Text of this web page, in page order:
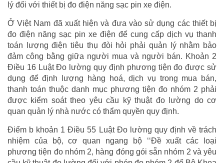
lý đối với thiết bị đo điện năng sạc pin xe điện.
Ở Việt Nam đã xuất hiện và đưa vào sử dụng các thiết bị
đo điện năng sạc pin xe điện để cung cấp dịch vụ thanh
toán lượng điện tiêu thụ đòi hỏi phải quản lý nhằm bảo
đảm công bằng giữa người mua và người bán. Khoản 2
Điều 16 Luật Đo lường quy định phương tiện đo được sử
dụng để định lượng hàng hoá, dịch vụ trong mua bán,
thanh toán thuộc danh mục phương tiện đo nhóm 2 phải
được kiểm soát theo yêu cầu kỹ thuật đo lường do cơ
quan quản lý nhà nước có thẩm quyền quy định.
Điểm b khoản 1 Điều 55 Luật Đo lường quy định về trách
nhiệm của bộ, cơ quan ngang bộ ‘‘Đề xuất các loại
phương tiện đo nhóm 2, hàng đóng gói sẵn nhóm 2 và yêu